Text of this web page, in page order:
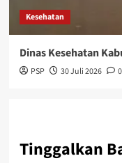
Kesehatan
Dinas Kesehatan
PSP 30 Juli 2026 0
Tinggalkan